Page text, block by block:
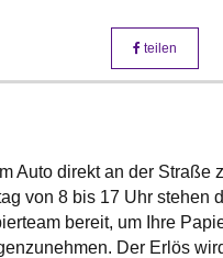
teilen
Auto direkt an der Straße
von 8 bis 17 Uhr stehen
bereit, um Ihre
Der Erlös